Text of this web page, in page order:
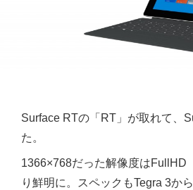
Surface RTの「RT」が取れて、
た。
1366×768だった解像度はFullHD
り鮮明に。スペックもTegra 3か